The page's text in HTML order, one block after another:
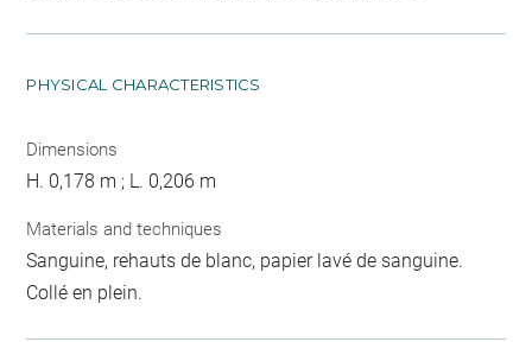
PHYSICAL CHARACTERISTICS
Dimensions
H. 0,178 m ; L. 0,206 m
Materials and techniques
Sanguine, rehauts de blanc, papier lavé de sanguine.
Collé en plein.